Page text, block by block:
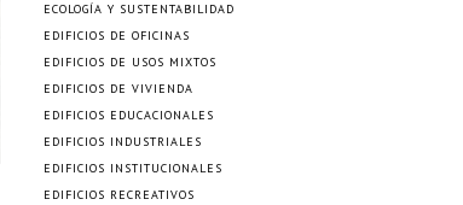
ECOLOGÍA Y SUSTENTABILIDAD
EDIFICIOS DE OFICINAS
EDIFICIOS DE USOS MIXTOS
EDIFICIOS DE VIVIENDA
EDIFICIOS EDUCACIONALES
EDIFICIOS INDUSTRIALES
EDIFICIOS INSTITUCIONALES
EDIFICIOS RECREATIVOS